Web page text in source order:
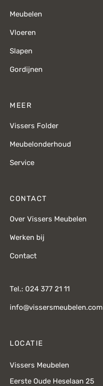
Meubelen
Vloeren
Slapen
Gordijnen
MEER
Vissers Folder
Meubelonderhoud
Service
CONTACT
Over Vissers Meubelen
Werken bij
Contact
Tel.: 024 377 21 11
info@vissersmeubelen.com
LOCATIE
Vissers Meubelen
Eerste Oude Heselaan 25